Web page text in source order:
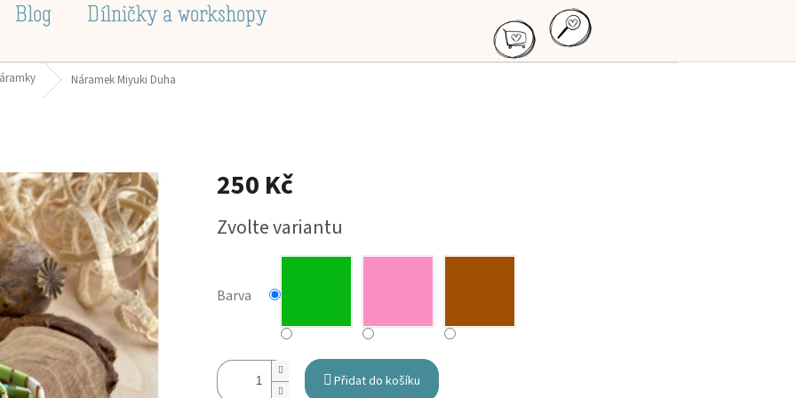
Blog Dílničky a workshopy
Náramek Miyuki Duha
250 Kč
Měrná
cena:
Zvolte variantu
Barva
Přidat do košíku